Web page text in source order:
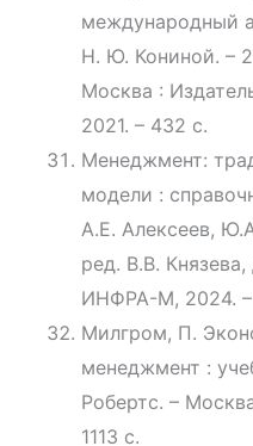
международный
Н. Ю. Кониной. –
Москва :
2021. – 432 с.
Менеджмент:
модели :
А.Е. Алексеев,
ред. В.В.
ИНФРА-М, 2024. –
Милгром, П.
менеджмент :
Робертс. –
1113 с.